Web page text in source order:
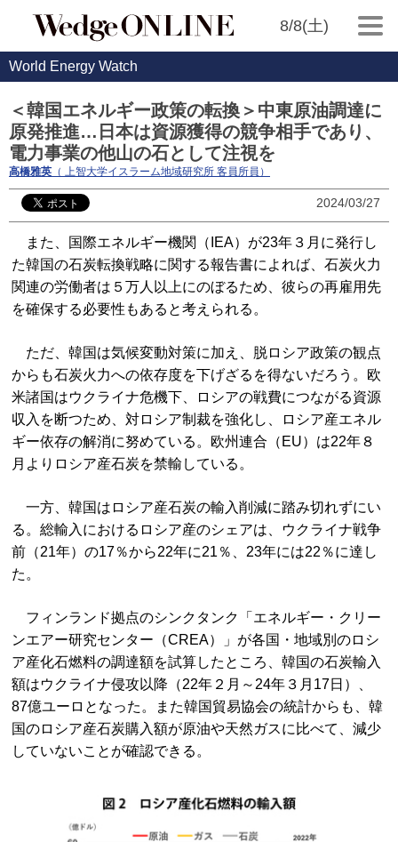
8/8(土)
World Energy Watch
＜韓国エネルギー政策の転換＞中東原油調達に
原発推進…日本は資源獲得の競争相手であり、
電力事業の他山の石として注視を
高橋雅英 （ 上智大学イスラーム地域研究所 客員所員）
2024/03/27
また、国際エネルギー機関（IEA）が23年３月に発行し
た韓国の石炭転換戦略に関する報告書によれば、石炭火力
関連の労働者は５万人以上にのぼるため、彼らの再雇用先
を確保する必要性もあると考えられる。
ただ、韓国は気候変動対策に加え、脱ロシア政策の観点
からも石炭火力への依存度を下げざるを得ないだろう。欧
米諸国はウクライナ危機下、ロシアの戦費につながる資源
収入を断つため、対ロシア制裁を強化し、ロシア産エネル
ギー依存の解消に努めている。欧州連合（EU）は22年８
月よりロシア産石炭を禁輸している。
一方、韓国はロシア産石炭の輸入削減に踏み切れずにい
る。総輸入におけるロシア産のシェアは、ウクライナ戦争
前（21年）の17％から22年に21％、23年には22％に達し
た。
フィンランド拠点のシンクタンク「エネルギー・クリー
ンエアー研究センター（CREA）」が各国・地域別のロシ
ア産化石燃料の調達額を試算したところ、韓国の石炭輸入
額はウクライナ侵攻以降（22年２月～24年３月17日）、
87億ユーロとなった。また韓国貿易協会の統計からも、韓
国のロシア産石炭購入額が原油や天然ガスに比べて、減少
していないことが確認できる。